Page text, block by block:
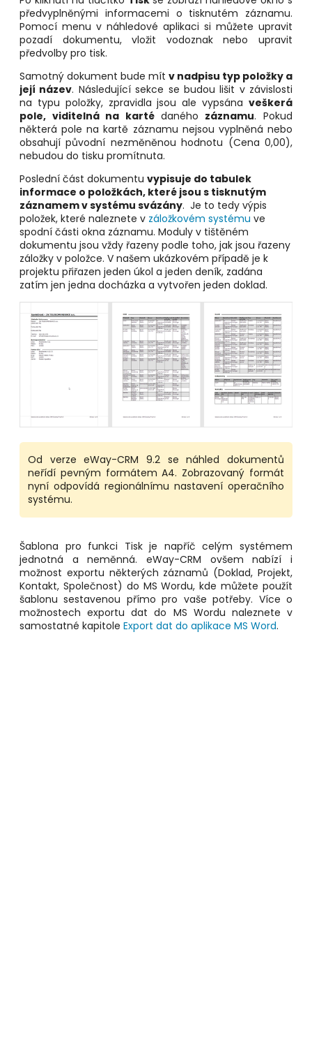
předvyplněnými informacemi o tisknutém záznamu.
Pomocí menu v náhledové aplikaci si můžete upravit
pozadí dokumentu, vložit vodoznak nebo upravit
předvolby pro tisk.
Samotný dokument bude mít v nadpisu typ položky a
její název. Následující sekce se budou lišit v závislosti
na typu položky, zpravidla jsou ale vypsána veškerá
pole, viditelná na karté daného záznamu. Pokud
některá pole na kartě záznamu nejsou vyplněná nebo
obsahují původní nezměněnou hodnotu (Cena 0,00),
nebudou do tisku promítnuta.
Poslední část dokumentu vypisuje do tabulek
informace o položkách, které jsou s tisknutým
záznamem v systému svázány. Je to tedy výpis
položek, které naleznete v záložkovém systému ve
spodní části okna záznamu. Moduly v tištěném
dokumentu jsou vždy řazeny podle toho, jak jsou řazeny
záložky v položce. V našem ukázkovém případě je k
projektu přiřazen jeden úkol a jeden deník, zadána
zatím jen jedna docházka a vytvořen jeden doklad.
Od verze eWay-CRM 9.2 se náhled dokumentů
neřídí pevným formátem A4. Zobrazovaný formát
nyní odpovídá regionálnímu nastavení operačního
systému.
Šablona pro funkci Tisk je napříč celým systémem
jednotná a neměnná. eWay-CRM ovšem nabízí i
možnost exportu některých záznamů (Doklad, Projekt,
Kontakt, Společnost) do MS Wordu, kde můžete použít
šablonu sestavenou přímo pro vaše potřeby. Více o
možnostech exportu dat do MS Wordu naleznete v
samostatné kapitole Export dat do aplikace MS Word.